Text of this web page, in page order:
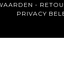
-
PRIVACY